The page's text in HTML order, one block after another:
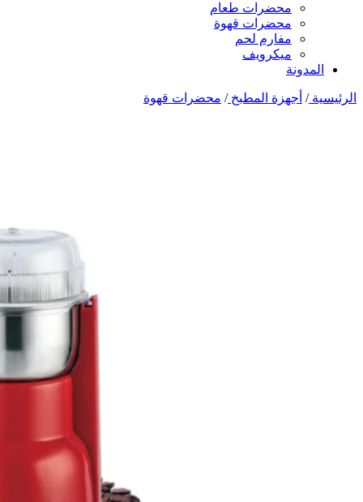
محضرات طعام
محضرات قهوة
مفارم لحم
ميكرويف
المدونة
الرئيسية/ أجهزة المطبخ/ محضرات قهوة